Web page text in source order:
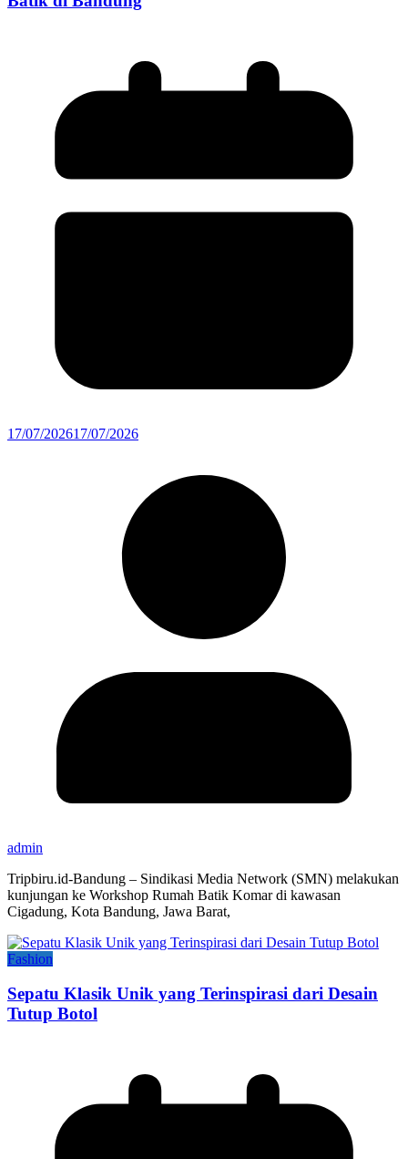
17/07/202617/07/2026
admin
Tripbiru.id-Bandung – Sindikasi Media Network (SMN) melakukan
kunjungan ke Workshop Rumah Batik Komar di kawasan
Cigadung, Kota Bandung, Jawa Barat,
Fashion
Sepatu Klasik Unik yang Terinspirasi dari Desain
Tutup Botol